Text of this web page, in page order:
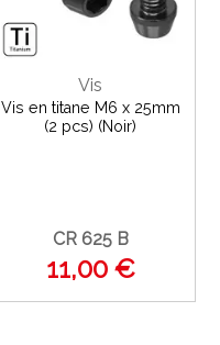
Vis
Vis en titane M6 x 25mm
(2 pcs) (Noir)
CR 625 B
11,00 €